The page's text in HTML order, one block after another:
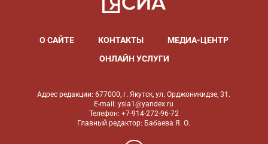
О САЙТЕ КОНТАКТЫ
МЕДИА-ЦЕНТР
ОНЛАЙН УСЛУГИ
Адрес редакции: 677000, г. Якутск, ул. Орджоникидзе, 31.
E-mail: ysia1@yandex.ru
Телефон: +7-914-272-96-72
Главный редактор: Бабаева Я. О.